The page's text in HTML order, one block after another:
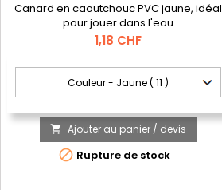
Canard en caoutchouc PVC jaune, idéal
pour jouer dans l'eau
Prix
1,18 CHF
 Ajouter au panier / devis
 Rupture de stock